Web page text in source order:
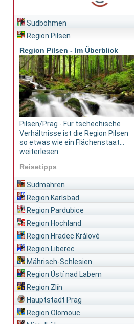
Südböhmen
Region Pilsen
Region Pilsen - Im Überblick
Pilsen/Prag - Für tschechische
Verhältnisse ist die Region Pilsen
so etwas wie ein Flächenstaat...
weiterlesen
Reisetipps
Südmähren
Region Karlsbad
Region Pardubice
Region Hochland
Region Hradec Králové
Region Liberec
Mährisch-Schlesien
Region Ústí nad Labem
Region Zlín
Hauptstadt Prag
Region Olomouc